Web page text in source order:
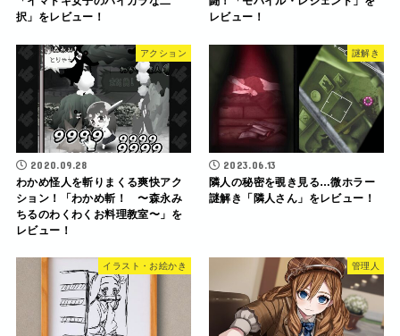
択」をレビュー！
レビュー！
アクション
2020.09.28
わかめ怪人を斬りまくる爽快アク
ション！「わかめ斬！ 〜森永み
ちるのわくわくお料理教室〜」を
レビュー！
謎解き
2023.06.13
隣人の秘密を覗き見る…微ホラー
謎解き「隣人さん」をレビュー！
イラスト・お絵かき 管理人